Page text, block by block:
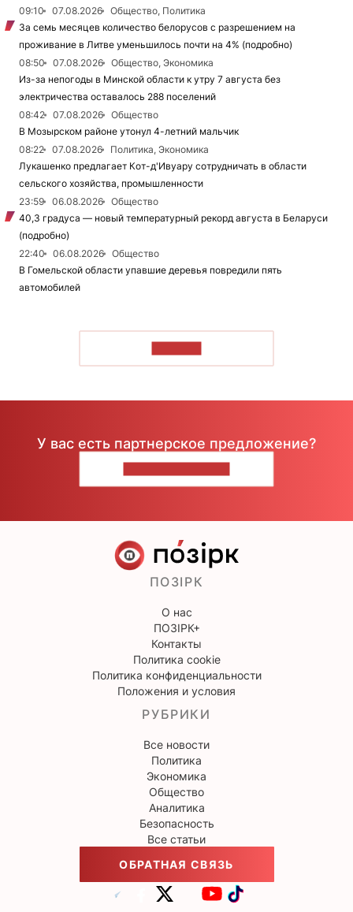
09:10
07.08.2026
Общество, Политика
За семь месяцев количество белорусов с разрешением на
проживание в Литве уменьшилось почти на 4% (подробно)
08:50
07.08.2026
Общество, Экономика
Из-за непогоды в Минской области к утру 7 августа без
электричества оставалось 288 поселений
08:42
07.08.2026
Общество
В Мозырском районе утонул 4-летний мальчик
08:22
07.08.2026
Политика, Экономика
Лукашенко предлагает Кот-д'Ивуару сотрудничать в области
сельского хозяйства, промышленности
23:59
06.08.2026
Общество
40,3 градуса — новый температурный рекорд августа в Беларуси
(подробно)
22:40
06.08.2026
Общество
В Гомельской области упавшие деревья повредили пять
автомобилей
У вас есть партнерское предложение?
ПОЗІРК
О нас
ПОЗІРК+
Контакты
Политика cookie
Политика конфиденциальности
Положения и условия
РУБРИКИ
Все новости
Политика
Экономика
Общество
Аналитика
Безопасность
Все статьи
ОБРАТНАЯ СВЯЗЬ